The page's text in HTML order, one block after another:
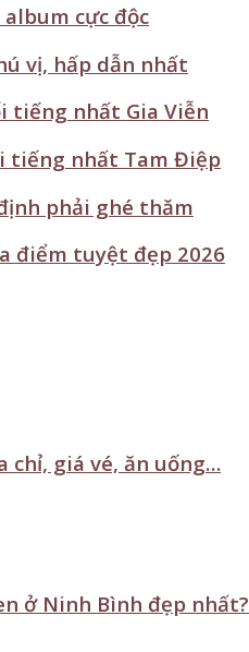
cực độc
vị, hấp dẫn nhất
tiếng nhất Gia Viễn
tiếng nhất Tam Điệp
phải ghé thăm
điểm tuyệt đẹp 2026
chỉ, giá vé, ăn uống…
ở Ninh Bình đẹp nhất?